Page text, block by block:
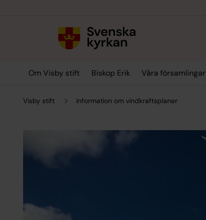
Om Visby stift Biskop Erik Våra församlingar
Visby stift Information om vindkraftsplaner